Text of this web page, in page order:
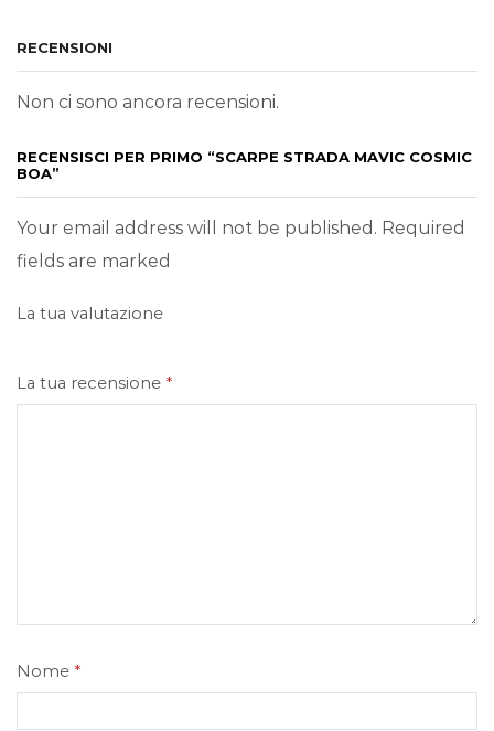
RECENSIONI
Non ci sono ancora recensioni.
RECENSISCI PER PRIMO “SCARPE STRADA MAVIC COSMIC
BOA”
Your email address will not be published. Required
fields are marked
La tua valutazione
La tua recensione *
Nome *